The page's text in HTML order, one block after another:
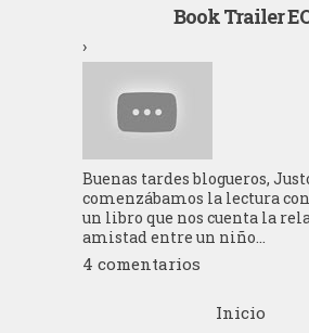
Book Trailer
›
Buenas tardes blogueros,
comenzábamos la lectura
un libro que nos cuenta la
amistad entre un niño...
4 comentarios
Inicio